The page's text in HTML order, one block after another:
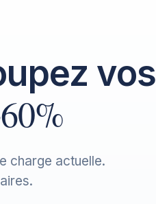
vos
charge actuelle.